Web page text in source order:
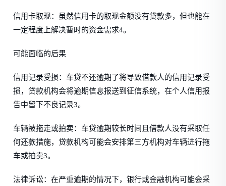
信用卡取现：虽然信用卡的取现金额没有贷款多，但也能在
一定程度上解决暂时的资金需求4。
可能面临的后果
信用记录受损：车贷不还逾期了将导致借款人的信用记录受
损，贷款机构会将逾期信息报送到征信系统，在个人信用报
告中留下不良记录3。
车辆被拖走或拍卖：车贷逾期较长时间且借款人没有采取任
何还款措施，贷款机构可能会安排第三方机构对车辆进行拖
车或拍卖3。
法律诉讼：在严重逾期的情况下，银行或金融机构可能会采